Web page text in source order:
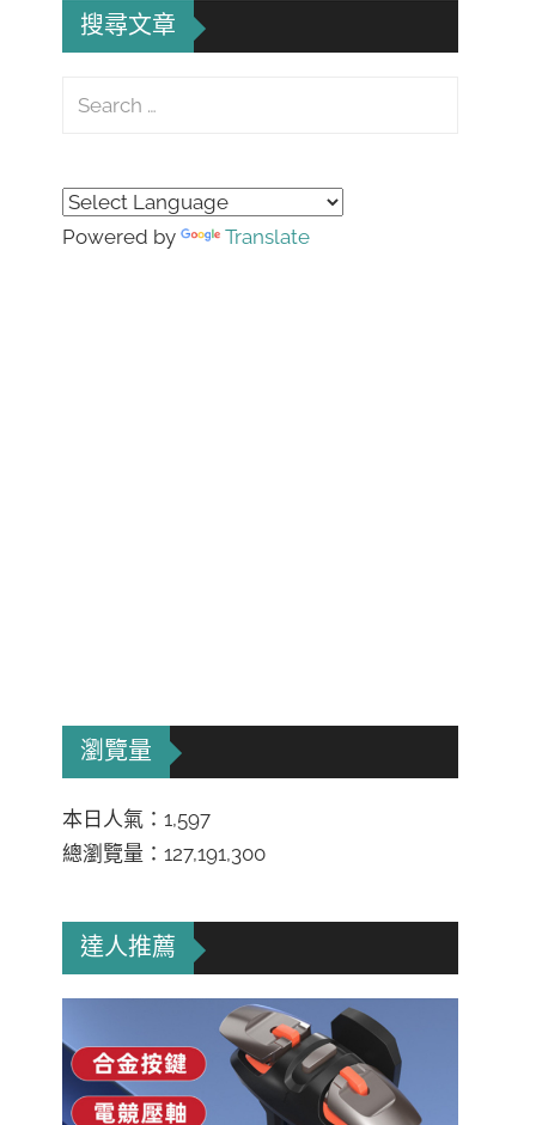
搜尋文章
Search
Powered by Translate
瀏覽量
本日人氣：1,597
總瀏覽量：127,191,300
達人推薦